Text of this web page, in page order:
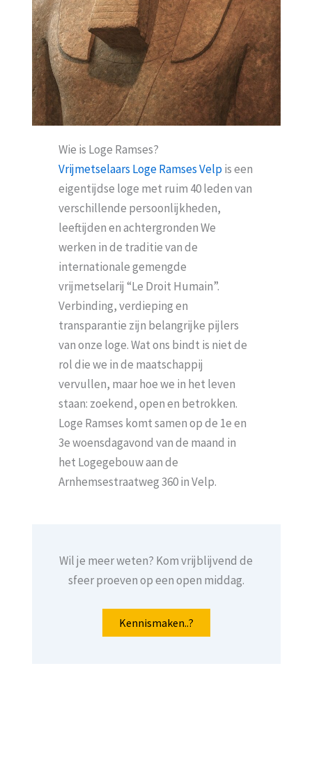
Wie is Loge Ramses?
Vrijmetselaars Loge Ramses Velpis een
eigentijdse loge met ruim 40 leden van
verschillende persoonlijkheden,
leeftijden en achtergronden We
werken in de traditie van de
internationale gemengde
vrijmetselarij “Le Droit Humain”.
Verbinding, verdieping en
transparantie zijn belangrijke pijlers
van onze loge. Wat ons bindt is niet de
rol die we in de maatschappij
vervullen, maar hoe we in het leven
staan: zoekend, open en betrokken.
Loge Ramses komt samen op de 1e en
3e woensdagavond van de maand in
het Logegebouw aan de
Arnhemsestraatweg 360 in Velp.
Wil je meer weten? Kom vrijblijvend de
sfeer proeven op een open middag.
Kennismaken..?